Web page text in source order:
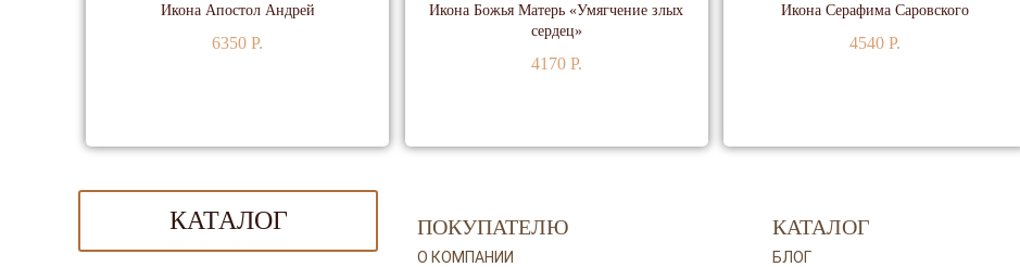
Икона Апостол Андрей
6350 P.
Икона Божья Матерь «Умягчение злых
сердец»
4170 P.
Икона Серафима Саровского
4540 P.
КАТАЛОГ ПОКУПАТЕЛЮ
О КОМПАНИИ
КАТАЛОГ
БЛОГ